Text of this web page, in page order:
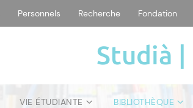
Personnels Recherche Fondation
Studià |
VIE ÉTUDIANTE BIBLIOTHÈQUE